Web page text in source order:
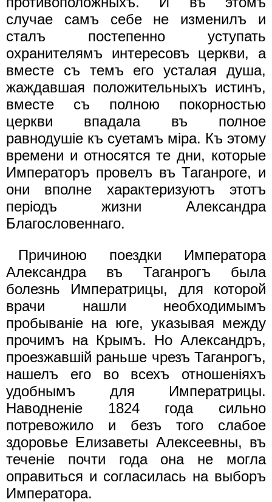
случае самъ себе не изменилъ и
сталъ постепенно уступать
охранителямъ интересовъ церкви, а
вместе съ темъ его усталая душа,
жаждавшая положительныхъ истинъ,
вместе съ полною покорностью
церкви впадала въ полное
равнодушiе къ суетамъ мipa. Къ этому
времени и относятся те дни, которые
Императоръ провелъ въ Таганроге, и
они вполне характеризуютъ этотъ
перiодъ жизни Александра
Благословеннаго.
Причиною поездки Императора
Александра въ Таганрогъ была
болезнь Императрицы, для которой
врачи нашли необходимымъ
пробыванiе на юге, указывая между
прочимъ на Крымъ. Но Александръ,
проезжавшiй раньше чрезъ Таганрогъ,
нашелъ его во всехъ отношенiяхъ
удобнымъ для Императрицы.
Наводненiе 1824 года сильно
потревожило и безъ того слабое
здоровье Елизаветы Алексеевны, въ
теченiе почти года она не могла
оправиться и согласилась на выборъ
Императора.